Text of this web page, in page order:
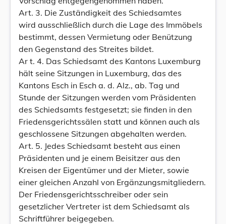
Art. 3. Die Zuständigkeit des Schiedsamtes
wird ausschließlich durch die Lage des Immöbels
bestimmt, dessen Vermietung oder Benützung
den Gegenstand des Streites bildet.
Ar t. 4. Das Schiedsamt des Kantons Luxemburg
hält seine Sitzungen in Luxemburg, das des
Kantons Esch in Esch a. d. Alz., ab. Tag und
Stunde der Sitzungen werden vom Präsidenten
des Schiedsamts festgesetzt; sie finden in den
Friedensgerichtssälen statt und können auch als
geschlossene Sitzungen abgehalten werden.
Art. 5. Jedes Schiedsamt besteht aus einen
Präsidenten und je einem Beisitzer aus den
Kreisen der Eigentümer und der Mieter, sowie
einer gleichen Anzahl von Ergänzungsmitgliedern.
Der Friedensgerichtsschreiber oder sein
gesetzlicher Vertreter ist dem Schiedsamt als
Schriftführer beigegeben.